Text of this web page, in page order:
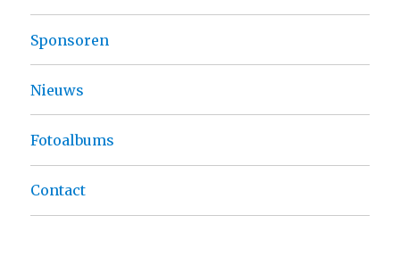
Sponsoren
Nieuws
Fotoalbums
Contact